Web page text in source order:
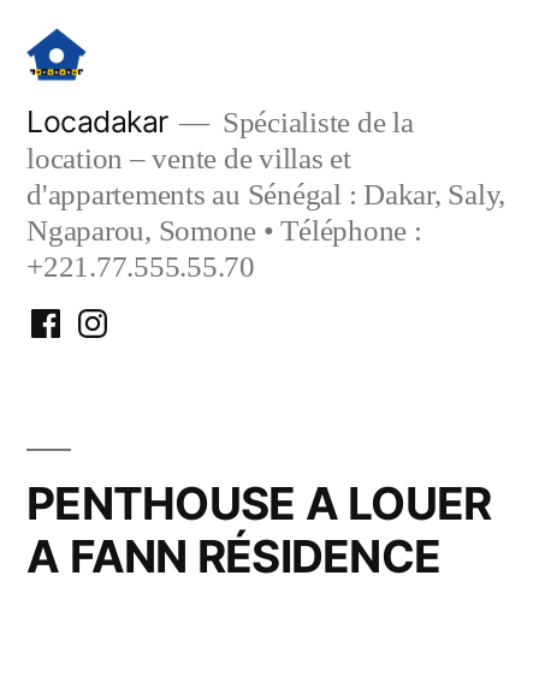
contenu
Locadakar
Spécialiste de la
location – vente de villas et
d'appartements au Sénégal : Dakar, Saly,
Ngaparou, Somone • Téléphone :
+221.77.555.55.70
FacebookInstagram
PENTHOUSE A LOUER
A FANN RÉSIDENCE